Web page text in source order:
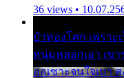
36 views •
บัวทองโศก เพรา
หนุ่มหลอกเอา เข
ออเซาะจนใจเบา